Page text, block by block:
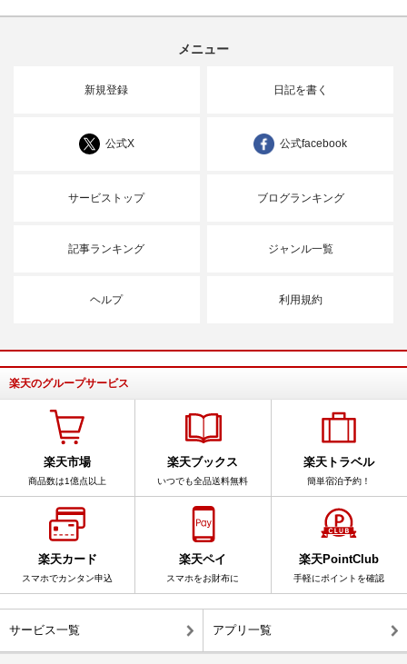
メニュー
新規登録 日記を書く
公式X 公式facebook
サービストップ ブログランキング
記事ランキング ジャンル一覧
ヘルプ 利用規約
楽天のグループサービス
楽天市場
商品数は1億点以上
楽天ブックス
いつでも全品送料無料
楽天トラベル
簡単宿泊予約！
楽天カード
スマホでカンタン申込
楽天ペイ
スマホをお財布に
楽天PointClub
手軽にポイントを確認
サービス一覧 アプリ一覧